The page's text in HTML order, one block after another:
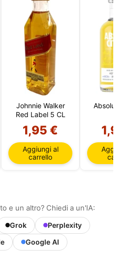
Johnnie Walker
Red Label 5 CL
1,95 €
Aggiungi al
carrello
Absolut
e un altro? Chiedi a un'IA:
Grok
Perplexity
Google AI